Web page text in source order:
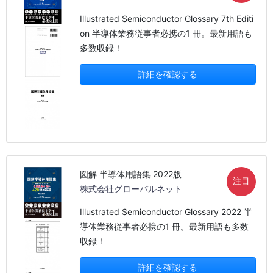
Illustrated Semiconductor Glossary 7th Editi
on 半導体業務従事者必携の1 冊。最新用語も
多数収録！
詳細を確認する
図解 半導体用語集 2022版
株式会社グローバルネット
注目
Illustrated Semiconductor Glossary 2022 半
導体業務従事者必携の1 冊。最新用語も多数
収録！
詳細を確認する